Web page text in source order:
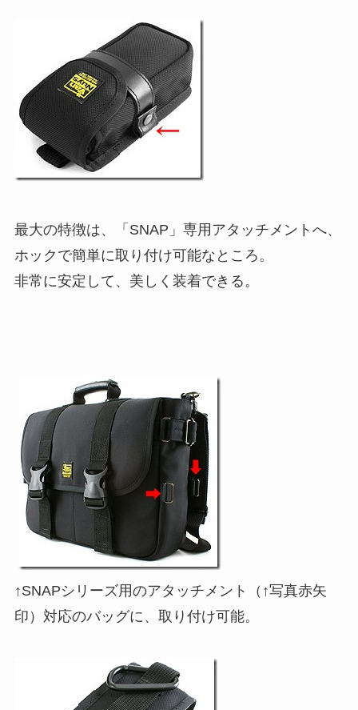
最大の特徴は、「SNAP」専用アタッチメントへ、
ホックで簡単に取り付け可能なところ。
非常に安定して、美しく装着できる。
↑SNAPシリーズ用のアタッチメント（↑写真赤矢
印）対応のバッグに、取り付け可能。